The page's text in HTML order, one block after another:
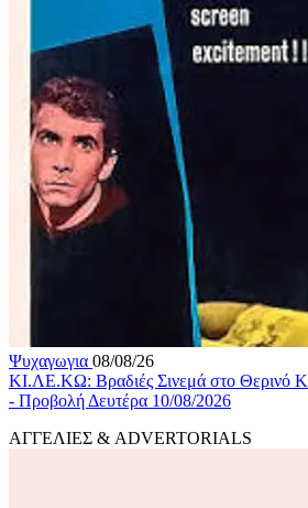
Ψυχαγωγια 08/08/26
ΚΙ.ΛΕ.ΚΩ: Βραδιές Σινεμά στο Θερινό
- Προβολή Δευτέρα 10/08/2026
ΑΓΓΕΛΙΕΣ & ADVERTORIALS